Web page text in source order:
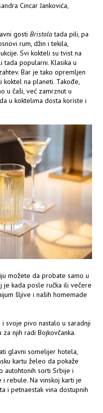
Cincar Jankovića,
gostiBristolatada pili, pa
rum, džin i tekila,
Svi kokteli su tvist na
tada popularni. Klasika u
Bar je tako opremljen
na planeti. Takođe,
u čaši, već zamrznut u
u koktelima dosta koriste i
možete da probate samo u
je kada posle ručka ili večere
šljive i naših homemade
svoje pivo nastalo u saradnji
njih radi Bojkovčanka.
glavni somelijer hotela,
kartu želeo da pokaže
autohtonih sorti Srbije i
rebule. Na vinskoj karti je
i petnaestak vina dostupnih